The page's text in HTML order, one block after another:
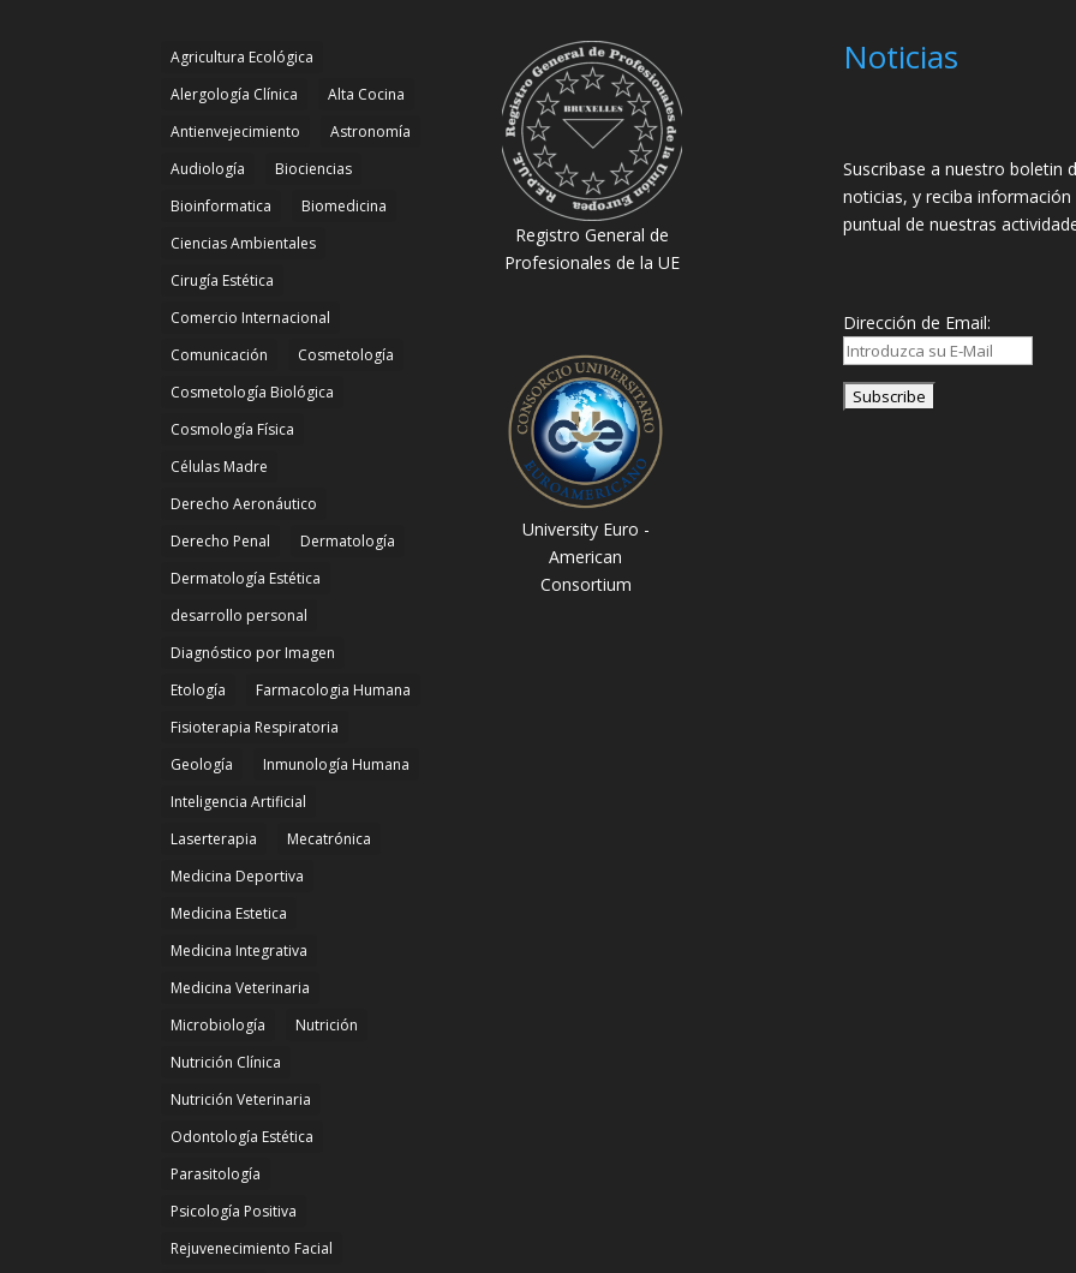
Agricultura Ecológica
Alergología Clínica
Alta Cocina
Antienvejecimiento
Astronomía
Audiología
Biociencias
Bioinformatica
Biomedicina
Ciencias Ambientales
Cirugía Estética
Comercio Internacional
Comunicación
Cosmetología
Cosmetología Biológica
Cosmología Física
Células Madre
Derecho Aeronáutico
Derecho Penal
Dermatología
Dermatología Estética
desarrollo personal
Diagnóstico por Imagen
Etología
Farmacologia Humana
Fisioterapia Respiratoria
Geología
Inmunología Humana
Inteligencia Artificial
Laserterapia
Mecatrónica
Medicina Deportiva
Medicina Estetica
Medicina Integrativa
Medicina Veterinaria
Microbiología
Nutrición
Nutrición Clínica
Nutrición Veterinaria
Odontología Estética
Parasitología
Psicología Positiva
Rejuvenecimiento Facial
Registro General de
Profesionales de la UE
University Euro -
American
Consortium
Noticias
Suscribase a nuestro boletin
noticias, y reciba información
puntual de nuestras
Dirección de Email: